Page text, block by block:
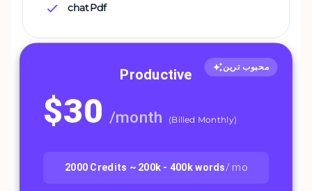
chatPdf
محبوب ترین Productive
$30 /month (Billed Monthly)
2000 Credits ~ 200k - 400kwords/ mo